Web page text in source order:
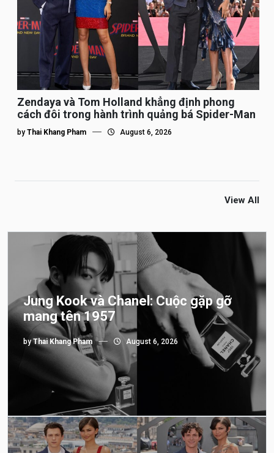
Zendaya và Tom Holland khẳng định phong
cách đôi trong hành trình quảng bá Spider-Man
by Thai Khang Pham August 6, 2026
View All
Jung Kook và Chanel: Cuộc gặp gỡ
mang tên 1957
byThai Khang Pham August 6, 2026